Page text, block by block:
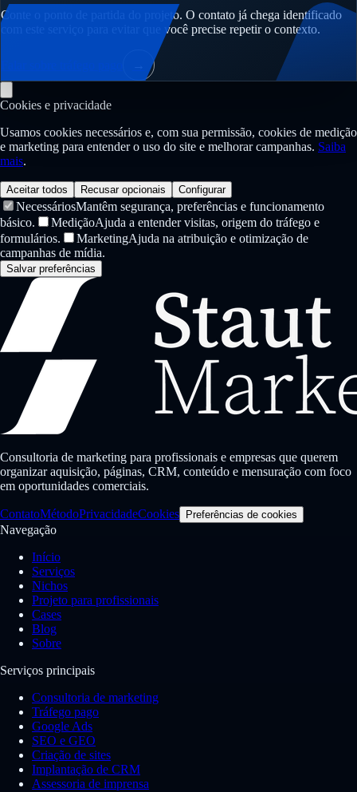
Conte o ponto de partida do projeto. O contato já chega identificado
com este serviço para evitar que você precise repetir o contexto.
Cookies e privacidade
Usamos cookies necessários e, com sua permissão, cookies de medição
e marketing para entender o uso do site e melhorar campanhas. Saiba
mais.
Aceitar todos Recusar opcionais Configurar
NecessáriosMantêm segurança, preferências e funcionamento
básico.
MediçãoAjuda a entender visitas, origem do tráfego e
formulários.
MarketingAjuda na atribuição e otimização de
campanhas de mídia.
Salvar preferências
Consultoria de marketing para profissionais e empresas que querem
organizar aquisição, páginas, CRM, conteúdo e mensuração com foco
em oportunidades comerciais.
ContatoMétodoPrivacidadeCookies Preferências de cookies
Navegação
Início
Serviços
Nichos
Projeto para profissionais
Cases
Blog
Sobre
Serviços principais
Consultoria de marketing
Tráfego pago
Google Ads
SEO e GEO
Criação de sites
Implantação de CRM
Assessoria de imprensa